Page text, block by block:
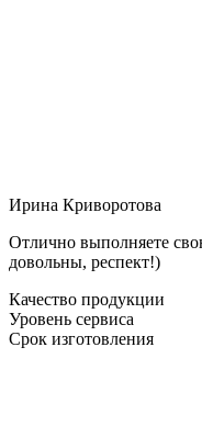
Ирина Криворотова
Отлично выполняете
довольны, респект!)
Качество продукции
Уровень сервиса
Срок изготовления